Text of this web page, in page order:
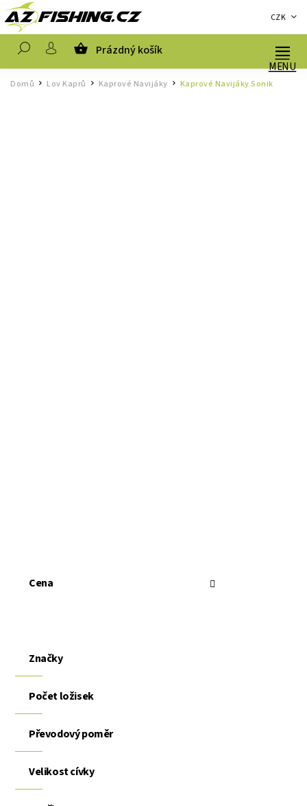
CZK
Prázdný košík
Domů / Lov Kaprů Kaprové Navijáky Kaprové Navijáky Sonik